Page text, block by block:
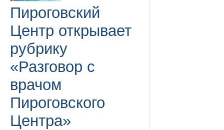
Пироговский
Центр открывает
рубрику
«Разговор с
врачом
Пироговского
Центра»